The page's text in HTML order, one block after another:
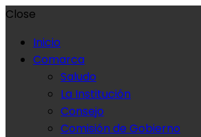
Close
Inicio
Comarca
Saludo
La Institución
Consejo
Comisión de Gobierno